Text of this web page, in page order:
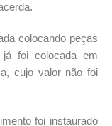
colocando peças
foi colocada em
cujo valor não foi
foi instaurado